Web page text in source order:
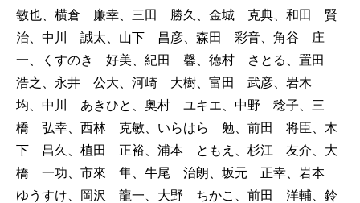
敏也、横倉 廉幸、三田 勝久、金城 克典、和田 賢
治、中川 誠太、山下 昌彦、森田 彩音、角谷 庄
一、くすのき 好美、紀田 馨、徳村 さとる、置田
浩之、永井 公大、河崎 大樹、富田 武彦、岩木
均、中川 あきひと、奥村 ユキエ、中野 稔子、三
橋 弘幸、西林 克敏、いらはら 勉、前田 将臣、木
下 昌久、植田 正裕、浦本 ともえ、杉江 友介、大
橋 一功、市來 隼、牛尾 治朗、坂元 正幸、岩本
ゆうすけ、岡沢 龍一、大野 ちかこ、前田 洋輔、鈴